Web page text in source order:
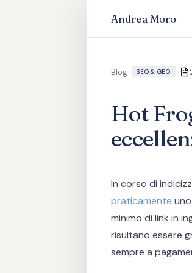
Andrea Moro
Blog> SEO & GEO >
Hot
In corso di
praticamente
minimo di link in
risultano essere
sempre a